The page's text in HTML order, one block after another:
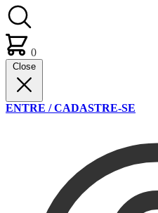
0
Close
ENTRE / CADASTRE-SE